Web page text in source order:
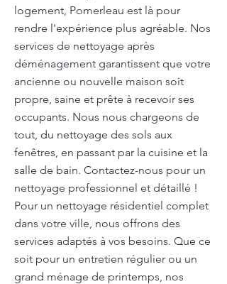
logement, Pomerleau est là pour
rendre l'expérience plus agréable. Nos
services de nettoyage après
déménagement garantissent que votre
ancienne ou nouvelle maison soit
propre, saine et prête à recevoir ses
occupants. Nous nous chargeons de
tout, du nettoyage des sols aux
fenêtres, en passant par la cuisine et la
salle de bain. Contactez-nous pour un
nettoyage professionnel et détaillé !
Pour un nettoyage résidentiel complet
dans votre ville, nous offrons des
services adaptés à vos besoins. Que ce
soit pour un entretien régulier ou un
grand ménage de printemps, nos